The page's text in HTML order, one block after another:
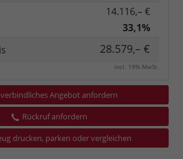
14.116,– €
33,1%
28.579,– €
incl. 19% MwSt.
Angebot anfordern
Rückruf anfordern
drucken, parken oder vergleichen